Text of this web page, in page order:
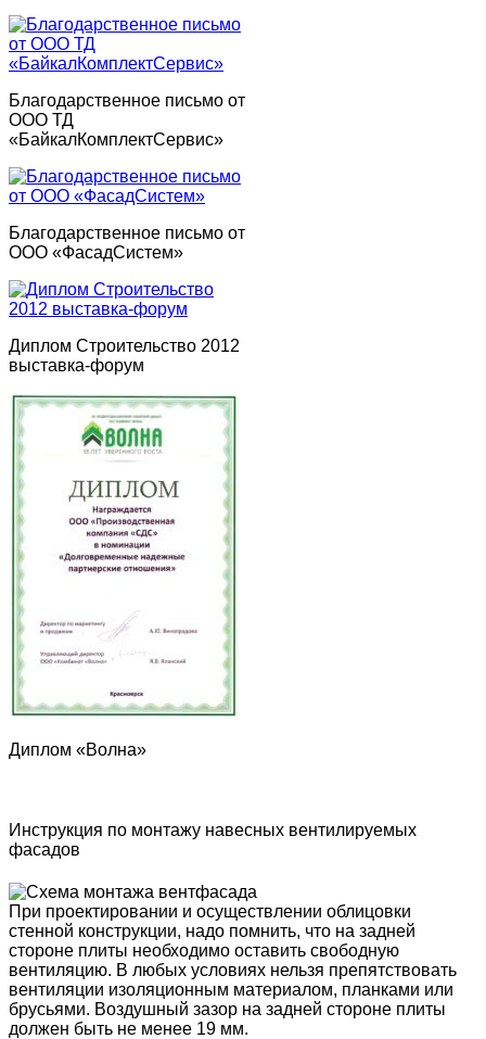
Благодарственное письмо от
ООО ТД
«БайкалКомплектСервис»
Благодарственное письмо от
ООО «ФасадСистем»
Диплом Строительство 2012
выставка-форум
Диплом «Волна»
Инструкция по монтажу навесных вентилируемых
фасадов
При проектировании и осуществлении облицовки
стенной конструкции, надо помнить, что на задней
стороне плиты необходимо оставить свободную
вентиляцию. В любых условиях нельзя препятствовать
вентиляции изоляционным материалом, планками или
брусьями. Воздушный зазор на задней стороне плиты
должен быть не менее 19 мм.